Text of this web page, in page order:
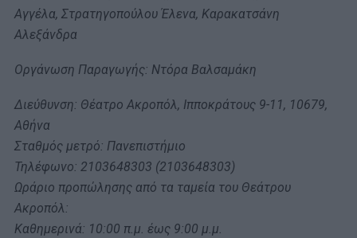
Αγγέλα, Στρατηγοπούλου Έλενα, Καρακατσάνη
Αλεξάνδρα
Οργάνωση Παραγωγής: Ντόρα Βαλσαμάκη
Διεύθυνση: Θέατρο Ακροπόλ, Ιπποκράτους 9-11, 10679,
Αθήνα
Σταθμός μετρό: Πανεπιστήμιο
Τηλέφωνο: 2103648303 (2103648303)
Ωράριο προπώλησης από τα ταμεία του Θεάτρου
Ακροπόλ:
Καθημερινά: 10:00 π.μ. έως 9:00 μ.μ.